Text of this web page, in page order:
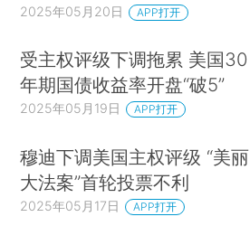
2025年05月20日 APP打开
受主权评级下调拖累 美国30
年期国债收益率开盘“破5”
2025年05月19日 APP打开
穆迪下调美国主权评级 “美丽
大法案”首轮投票不利
2025年05月17日 APP打开